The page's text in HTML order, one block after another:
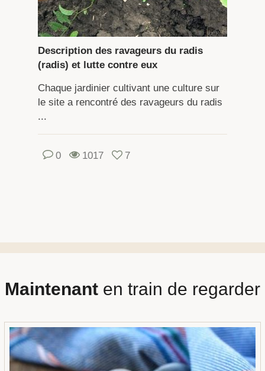
Description des ravageurs du radis
(radis) et lutte contre eux
Chaque jardinier cultivant une culture sur
le site a rencontré des ravageurs du radis
...
0 1017 7
Maintenanten train de regarder